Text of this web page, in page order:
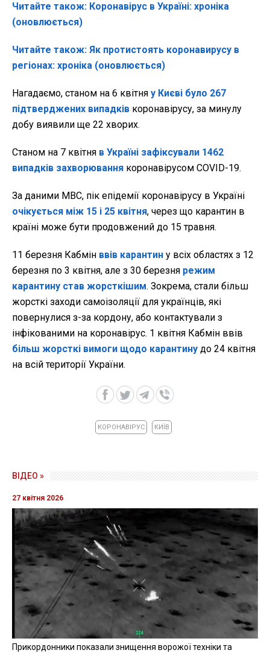
Читайте також: Коронавірус в Україні: хроніка
(оновлюється)
Читайте також: Як протистоять коронавирусу в
регіонах: хроніка (оновлюється)
Нагадаємо, станом на 6 квітня у Києві було 267
підтверджених випадків коронавірусу, за минулу
добу виявили ще 22 хворих.
Станом на 7 квітня в Україні зафіксували 1462
випадків захворювання коронавірусом COVID-19.
За даними МВС, пік епідемії коронавірусу в Україні
очікується між 15 і 25 квітня, через що карантин в
країні може бути продовжений до 15 травня.
11 березня Кабмін ввів карантин у всіх областях з 12
березня по 3 квітня, але з 30 березня режим
карантину став жорсткішим. Зокрема, стали більш
жорсткі заходи самоізоляції для українців, які
повернулися з-за кордону, або контактували з
інфікованими на коронавірус. 1 квітня Кабмін ввів
більш жорсткі вимоги щодо карантину до 24 квітня
на всій території України.
КОРОНАВІРУС КИЇВ
ВІДЕО »
27 квітня 2026
Прикордонники показали знищення ворожої техніки та